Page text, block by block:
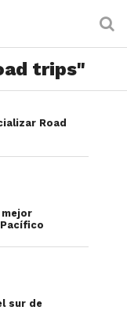
trips"
Road
mejor
sur de